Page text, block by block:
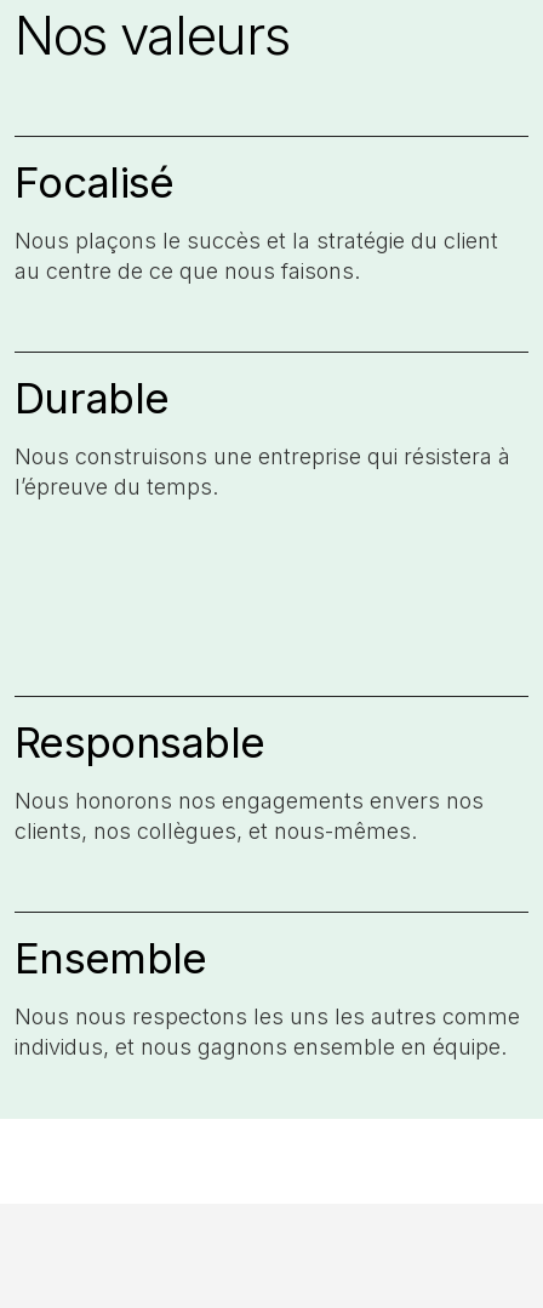
Nos valeurs
Focalisé
Nous plaçons le succès et la stratégie du client
au centre de ce que nous faisons. ​
Durable
Nous construisons une entreprise qui résistera à
l’épreuve du temps. ​
Responsable
Nous honorons nos engagements​ envers nos
clients, nos collègues,​ et nous-mêmes.
Ensemble
Nous nous respectons les uns les autres comme
individus, et nous gagnons ensemble en équipe.​